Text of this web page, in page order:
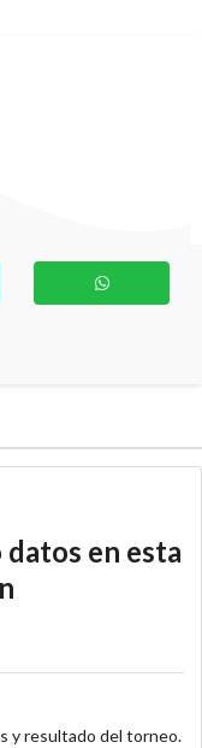
en esta
y resultado del torneo.